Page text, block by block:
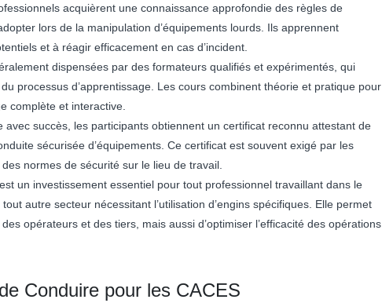
acquièrent une connaissance approfondie des règles de
lors de la manipulation d’équipements lourds. Ils apprennent
et à réagir efficacement en cas d’incident.
dispensées par des formateurs qualifiés et expérimentés, qui
processus d’apprentissage. Les cours combinent théorie et pratique pour
complète et interactive.
avec succès, les participants obtiennent un certificat reconnu attestant de
sécurisée d’équipements. Ce certificat est souvent exigé par les
normes de sécurité sur le lieu de travail.
un investissement essentiel pour tout professionnel travaillant dans le
autre secteur nécessitant l’utilisation d’engins spécifiques. Elle permet
opérateurs et des tiers, mais aussi d’optimiser l’efficacité des opérations
Conduire pour les CACES